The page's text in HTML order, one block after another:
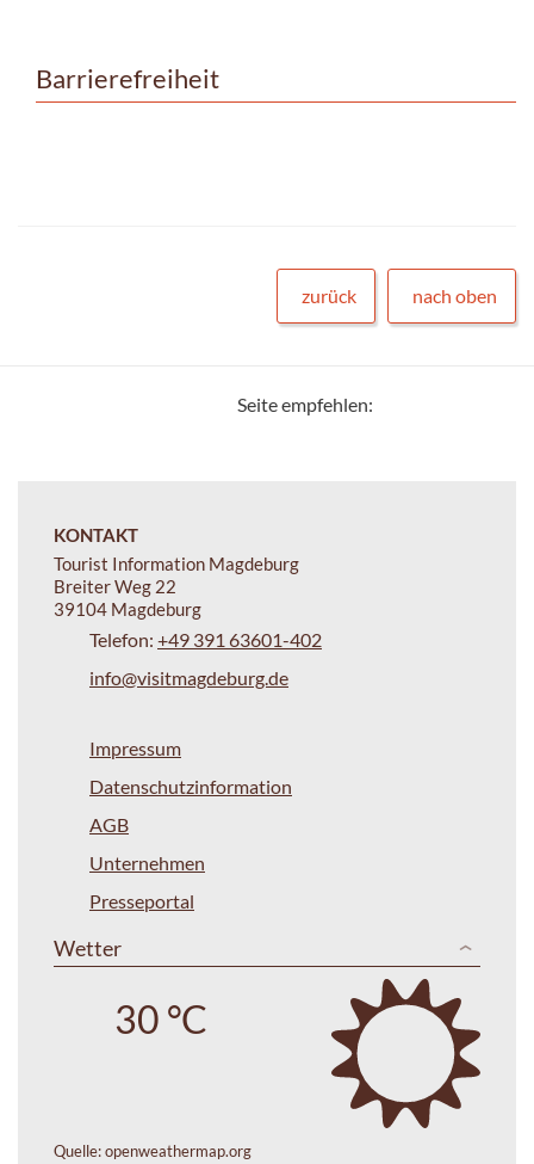
Barrierefreiheit
zurück nach oben
Seite empfehlen:
KONTAKT
Tourist Information Magdeburg
Breiter Weg 22
39104 Magdeburg
Telefon: +49 391 63601-402
info@visitmagdeburg.de
Impressum
Datenschutzinformation
AGB
Unternehmen
Presseportal
Wetter
30 °C
Quelle:openweathermap.org